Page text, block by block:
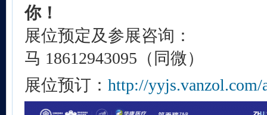
你！
展位预定及参展咨询：
马 18612943095（同微）
展位预订： http://yyjs.vanzol.com/